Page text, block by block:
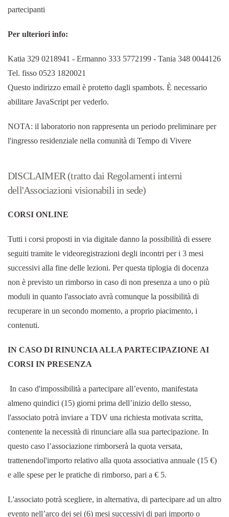
partecipanti
Per ulteriori info:
Katia 329 0218941 - Ermanno 333 5772199 - Tania 348 0044126
Tel. fisso 0523 1820021
Questo indirizzo email è protetto dagli spambots. È necessario
abilitare JavaScript per vederlo.
NOTA: il laboratorio non rappresenta un periodo preliminare per
l'ingresso residenziale nella comunità di Tempo di Vivere
DISCLAIMER (tratto dai Regolamenti interni
dell'Associazioni visionabili in sede)
CORSI ONLINE
Tutti i corsi proposti in via digitale danno la possibilità di essere
seguiti tramite le videoregistrazioni degli incontri per i 3 mesi
successivi alla fine delle lezioni. Per questa tiplogia di docenza
non è previsto un rimborso in caso di non presenza a uno o più
moduli in quanto l'associato avrà comunque la possibilità di
recuperare in un secondo momento, a proprio piacimento, i
contenuti.
IN CASO DI RINUNCIA ALLA PARTECIPAZIONE AI
CORSI IN PRESENZA
In caso d'impossibilità a partecipare all’evento, manifestata
almeno quindici (15) giorni prima dell’inizio dello stesso,
l'associato potrà inviare a TDV una richiesta motivata scritta,
contenente la necessità di rinunciare alla sua partecipazione. In
questo caso l’associazione rimborserà la quota versata,
trattenendol'importo relativo alla quota associativa annuale (15 €)
e alle spese per le pratiche di rimborso, pari a € 5.
L'associato potrà scegliere, in alternativa, di partecipare ad un altro
evento nell’arco dei sei (6) mesi successivi di pari importo o